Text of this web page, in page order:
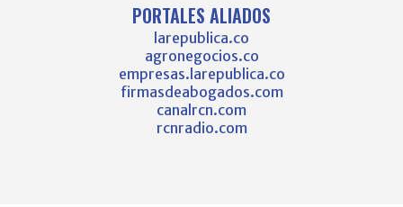
PORTALES ALIADOS
larepublica.co
agronegocios.co
empresas.larepublica.co
firmasdeabogados.com
canalrcn.com
rcnradio.com